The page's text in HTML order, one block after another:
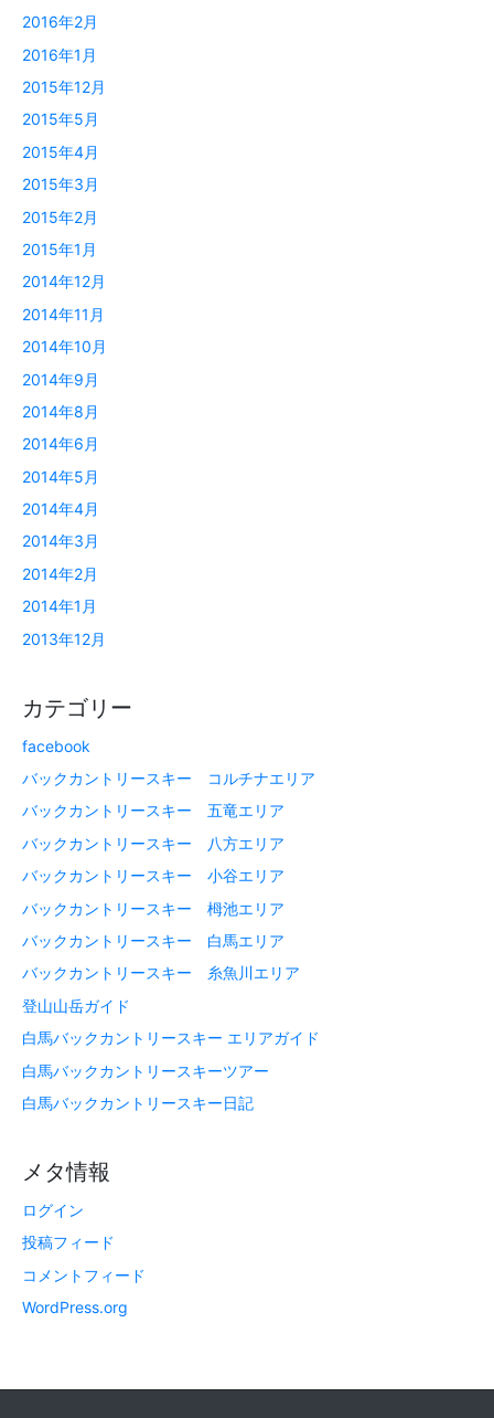
2016年2月
2016年1月
2015年12月
2015年5月
2015年4月
2015年3月
2015年2月
2015年1月
2014年12月
2014年11月
2014年10月
2014年9月
2014年8月
2014年6月
2014年5月
2014年4月
2014年3月
2014年2月
2014年1月
2013年12月
カテゴリー
facebook
バックカントリースキー コルチナエリア
バックカントリースキー 五竜エリア
バックカントリースキー 八方エリア
バックカントリースキー 小谷エリア
バックカントリースキー 栂池エリア
バックカントリースキー 白馬エリア
バックカントリースキー 糸魚川エリア
登山山岳ガイド
白馬バックカントリースキー エリアガイド
白馬バックカントリースキーツアー
白馬バックカントリースキー日記
メタ情報
ログイン
投稿フィード
コメントフィード
WordPress.org